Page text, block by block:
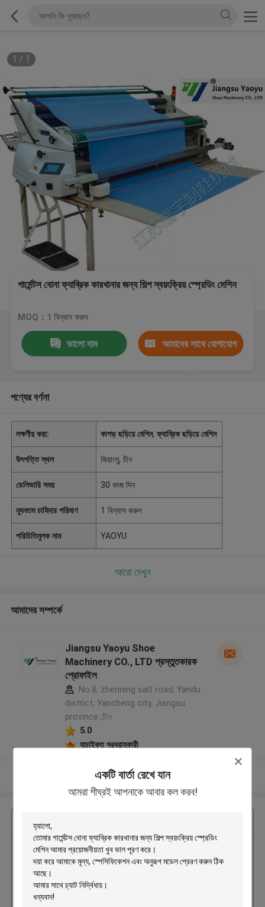
একটি বার্তা রেখে যান
আমরা শীঘ্রই আপনাকে আবার কল করব!
1 / 1
গার্মেন্টস বোনা ফ্যাব্রিক কারখানার জন্য শিল্প স্বয়ংক্রিয় স্প্রেডিং মেশিন
MOQ：1 বিন্যাস করুন
ভালো দাম আমাদের সাথে যোগাযোগ
পণ্যের বর্ণনা
লক্ষণীয় করা: কাপড় ছড়িয়ে মেশিন,ফ্যাব্রিক ছড়িয়ে মেশিন
উৎপত্তি স্থল জিয়াংসু, চীন
ডেলিভারি সময় 30 কাজ দিন
ন্যূনতম চাহিদার পরিমাণ 1 বিন্যাস করুন
পরিচিতিমুলক নাম YAOYU
আরো দেখুন
আমাদের সম্পর্কে
Jiangsu Yaoyu Shoe
Machinery CO., LTD প্রস্তুতকারক
প্রোফাইল
No.8, zhenning salt road, Yandu
district, Yancheng city, Jiangsu
province ,চীন
5.0
যাচাইকৃত সরবরাহকারী
আরো দেখুন
গার্মেন্টস বোনা ফ্যাব্রিক কারখানার জন্য শিল্প
স্বয়ংক্রিয় স্প্রেডিং মেশিন